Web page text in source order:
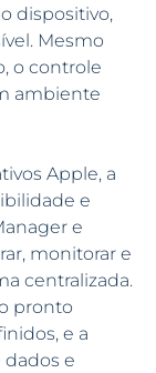
dispositivo,
Mesmo
o controle
ambiente
Apple, a
e
e
monitorar e
centralizada.
pronto
e a
e